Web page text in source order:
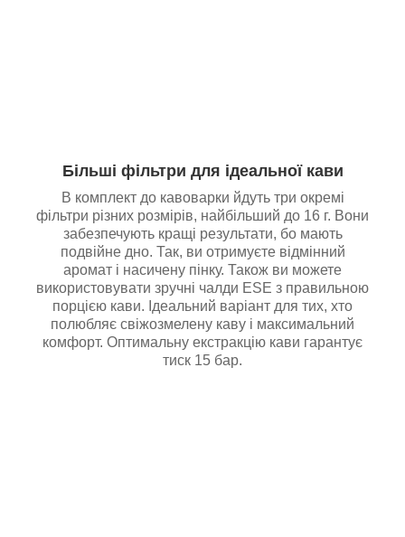
Більші фільтри для ідеальної кави
В комплект до кавоварки йдуть три окремі
фільтри різних розмірів, найбільший до 16 г. Вони
забезпечують кращі результати, бо мають
подвійне дно. Так, ви отримуєте відмінний
аромат і насичену пінку. Також ви можете
використовувати зручні чалди ESE з правильною
порцією кави. Ідеальний варіант для тих, хто
полюбляє свіжозмелену каву і максимальний
комфорт. Оптимальну екстракцію кави гарантує
тиск 15 бар.